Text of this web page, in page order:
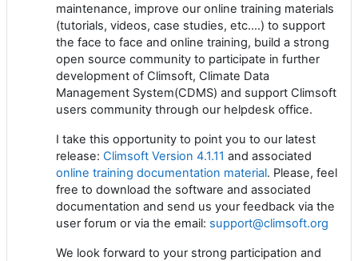
maintenance, improve our online training materials
(tutorials, videos, case studies, etc.…) to support
the face to face and online training, build a strong
open source community to participate in further
development of Climsoft, Climate Data
Management System(CDMS) and support Climsoft
users community through our helpdesk office.
I take this opportunity to point you to our latest
release: Climsoft Version 4.1.11 and associated
online training documentation material. Please, feel
free to download the software and associated
documentation and send us your feedback via the
user forum or via the email: support@climsoft.org
We look forward to your strong participation and